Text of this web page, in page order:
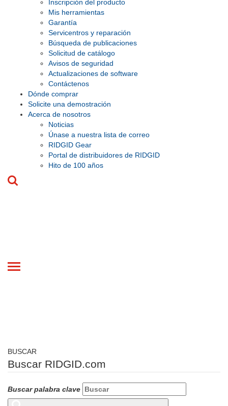
Inscripción del producto
Mis herramientas
Garantía
Servicentros y reparación
Búsqueda de publicaciones
Solicitud de catálogo
Avisos de seguridad
Actualizaciones de software
Contáctenos
Dónde comprar
Solicite una demostración
Acerca de nosotros
Noticias
Únase a nuestra lista de correo
RIDGID Gear
Portal de distribuidores de RIDGID
Hito de 100 años
Toggle
BUSCAR
Buscar RIDGID.com
Buscar palabra clave